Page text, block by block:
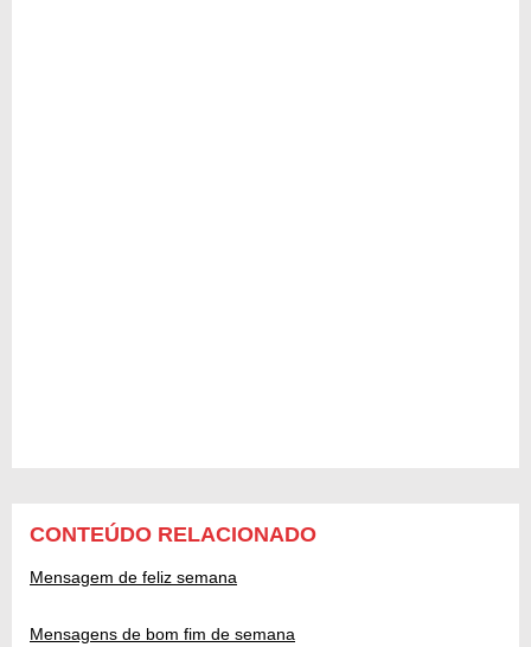
CONTEÚDO RELACIONADO
Mensagem de feliz semana
Mensagens de bom fim de semana